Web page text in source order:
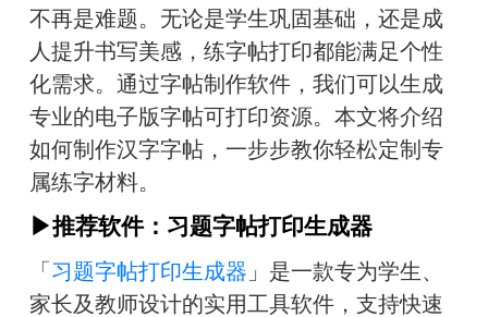
不再是难题。无论是学生巩固基础，还是成
人提升书写美感，练字帖打印都能满足个性
化需求。通过字帖制作软件，我们可以生成
专业的电子版字帖可打印资源。本文将介绍
如何制作汉字字帖，一步步教你轻松定制专
属练字材料。
▶推荐软件：习题字帖打印生成器
「 习题字帖打印生成器 」是一款专为学生、
家长及教师设计的实用工具软件，支持快速